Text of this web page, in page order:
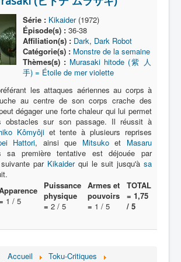
Série : Kikaider(1972)
Épisode(s) :36-38
Affiliation(s) : Dark, Dark Robot
Catégorie(s) : Monstre de la semaine
Thèmes(s) : Murasaki hitode (紫 人
手) = Étoile de mer violette
les attaques aériennes au corps à
au centre de son corps crache des
dégager une forte chaleur qui lui permet
obstacles sur son passage. Il réussit à
Kômyôjiet tente à plusieurs reprises
Hattori, ainsi que Mitsukoet Masaru
sa première tentative est déjouée par
par Kikaiderqui le suit jusqu'à sa
1 / 5
Puissance
physique
= 2 / 5
Armes et
pouvoirs
= 1 / 5
TOTAL
= 1,75
/ 5
Accueil
Toku-Critiques